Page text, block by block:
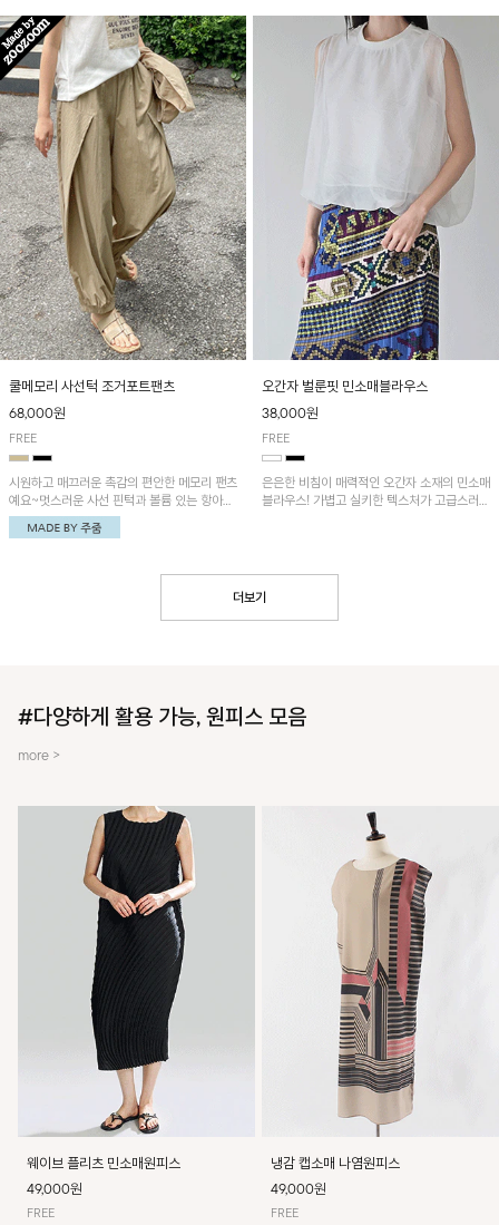
쿨메모리 사선턱 조거포트팬츠
68,000원
FREE
시원하고 매끄러운 촉감의 편안한 메모리 팬츠
예요~멋스러운 사선 핀턱과 볼륨 있는 항아리
핏이 유니크한 아이템!
오간자 벌룬핏 민소매블라우스
38,000원
FREE
은은한 비침이 매력적인 오간자 소재의 민소매
블라우스! 가볍고 실키한 텍스처가 고급스러운
더보기
#다양하게 활용 가능, 원피스 모음
more >
웨이브 플리츠 민소매원피스
49,000원
FREE
냉감 캡소매 나염원피스
49,000원
FREE